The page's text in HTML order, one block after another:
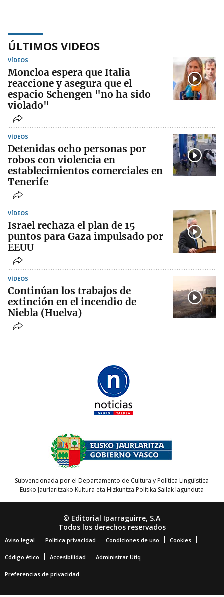
ÚLTIMOS VIDEOS
VÍDEOS
Moncloa espera que Italia
reaccione y asegura que el
espacio Schengen "no ha sido
violado"
VÍDEOS
Detenidas ocho personas por
robos con violencia en
establecimientos comerciales en
Tenerife
VÍDEOS
Israel rechaza el plan de 15
puntos para Gaza impulsado por
EEUU
VÍDEOS
Continúan los trabajos de
extinción en el incendio de
Niebla (Huelva)
Subvencionada por el Departamento de Cultura y Política Lingüística
Eusko Jaurlaritzako Kultura eta Hizkuntza Politika Sailak lagunduta
© Editorial Iparraguirre, S.A
Todos los derechos reservados
Aviso legal Política privacidad Condiciones de uso Cookies
Código ético Accesibilidad Administrar Utiq
Preferencias de privacidad